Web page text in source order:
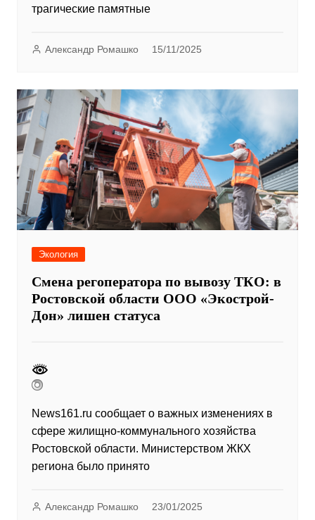
трагические памятные
Александр Ромашко 15/11/2025
Экология
Смена регоператора по вывозу ТКО: в
Ростовской области ООО «Экострой-
Дон» лишен статуса
News161.ru сообщает о важных изменениях в
сфере жилищно-коммунального хозяйства
Ростовской области. Министерством ЖКХ
региона было принято
Александр Ромашко 23/01/2025